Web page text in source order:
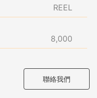
REEL
8,000
聯絡我們